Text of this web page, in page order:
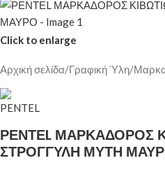
Click to enlarge
Αρχική σελίδα/Γραφική Ύλη/
ΡΕΝΤΕL ΜΑΡΚΑΔΟΡΟΣ
ΣΤΡΟΓΓΥΛΗ ΜΥΤΗ